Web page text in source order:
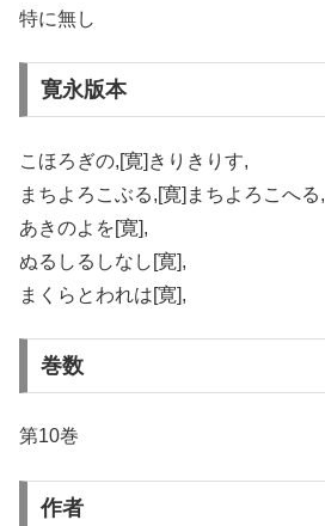
特に無し
寛永版本
こほろぎの,[寛]きりきりす,
まちよろこぶる,[寛]まちよろこへる,
あきのよを[寛],
ぬるしるしなし[寛],
まくらとわれは[寛],
巻数
第10巻
作者